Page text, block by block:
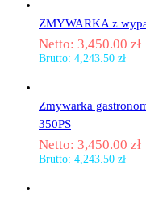
ZMYWARKA z
Netto: 3,450.00 zł
Brutto: 4,243.50 zł
Zmywarka
350PS
Netto: 3,450.00 zł
Brutto: 4,243.50 zł